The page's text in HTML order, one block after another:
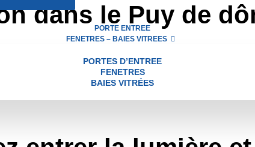
PORTE ENTREE
FENETRES – BAIES VITREES
PORTES D’ENTREE
FENETRES
BAIES VITRÉES
dans le Puy de
à côté de Clermont-ferrand (
une intervention rapide dans le Puy-de-dôme et dans